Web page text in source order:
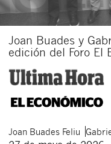
Joan Buades y
edición del Foro El
Joan Buades Feliu